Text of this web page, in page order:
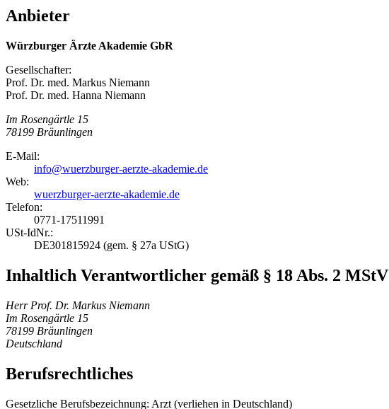
Anbieter
Würzburger Ärzte Akademie GbR
Gesellschafter:
Prof. Dr. med. Markus Niemann
Prof. Dr. med. Hanna Niemann
Im Rosengärtle 15
78199 Bräunlingen
E-Mail:
info@wuerzburger-aerzte-akademie.de
Web:
wuerzburger-aerzte-akademie.de
Telefon:
0771-17511991
USt-IdNr.:
DE301815924 (gem. § 27a UStG)
Inhaltlich Verantwortlicher gemäß § 18 Abs. 2 MStV
Herr Prof. Dr. Markus Niemann
Im Rosengärtle 15
78199 Bräunlingen
Deutschland
Berufsrechtliches
Gesetzliche Berufsbezeichnung: Arzt (verliehen in Deutschland)